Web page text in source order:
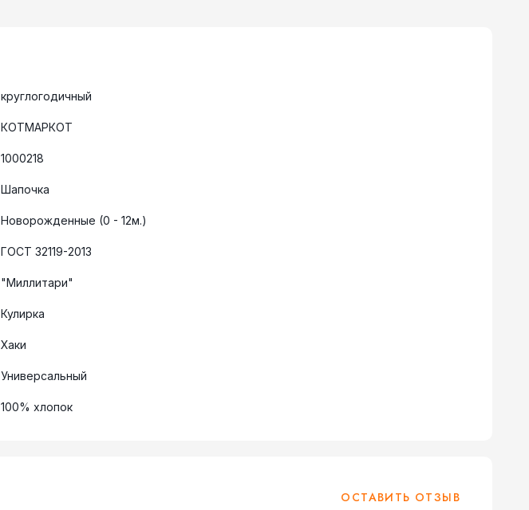
круглогодичный
КОТМАРКОТ
1000218
Шапочка
Новорожденные (0 - 12м.)
ГОСТ 32119-2013
"Миллитари"
Кулирка
Хаки
Универсальный
100% хлопок
ОСТАВИТЬ ОТЗЫВ